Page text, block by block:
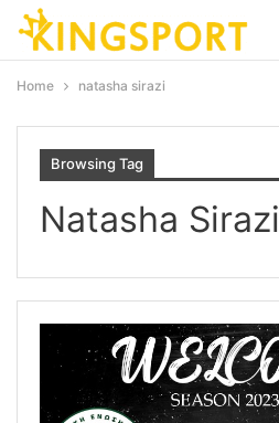
Home natasha sirazi
Browsing Tag
Natasha Sirazi